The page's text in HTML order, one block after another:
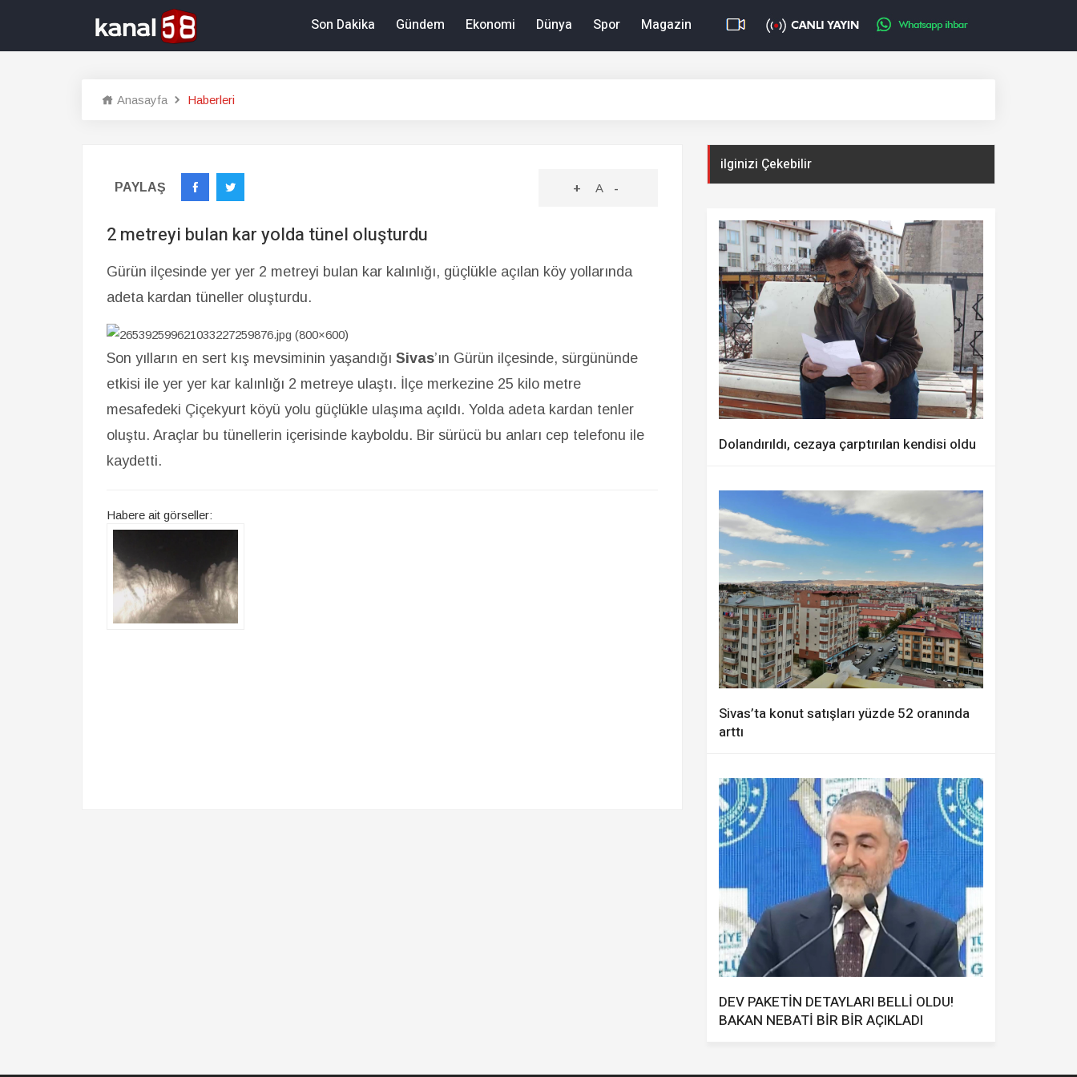
Son Dakika Gündem Ekonomi Dünya Spor Magazin
Anasayfa Haberleri
PAYLAŞ + A -
2 metreyi bulan kar yolda tünel oluşturdu
Gürün ilçesinde yer yer 2 metreyi bulan kar kalınlığı, güçlükle açılan köy yollarında
adeta kardan tüneller oluşturdu.
Son yılların en sert kış mevsiminin yaşandığı Sivas’ın Gürün ilçesinde, sürgününde
etkisi ile yer yer kar kalınlığı 2 metreye ulaştı. İlçe merkezine 25 kilo metre
mesafedeki Çiçekyurt köyü yolu güçlükle ulaşıma açıldı. Yolda adeta kardan tenler
oluştu. Araçlar bu tünellerin içerisinde kayboldu. Bir sürücü bu anları cep telefonu ile
kaydetti.
Habere ait görseller:
ilginizi Çekebilir
Dolandırıldı, cezaya çarptırılan kendisi oldu
Sivas’ta konut satışları yüzde 52 oranında
arttı
DEV PAKETİN DETAYLARI BELLİ OLDU!
BAKAN NEBATİ BİR BİR AÇIKLADI